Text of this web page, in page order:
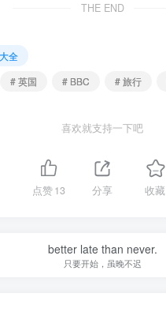
THE END
全
# 英国 # BBC # 旅行
喜欢就支持一下吧
点赞13 分享 收藏
better late than never.
只要开始，虽晚不迟